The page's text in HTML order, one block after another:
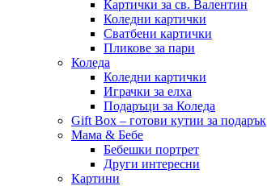
Картички за св. Валентин
Коледни картички
Сватбени картички
Пликове за пари
Коледа
Коледни картички
Играчки за елха
Подаръци за Коледа
Gift Box – готови кутии за подарък
Мама & Бебе
Бебешки портрет
Други интересни
Картини